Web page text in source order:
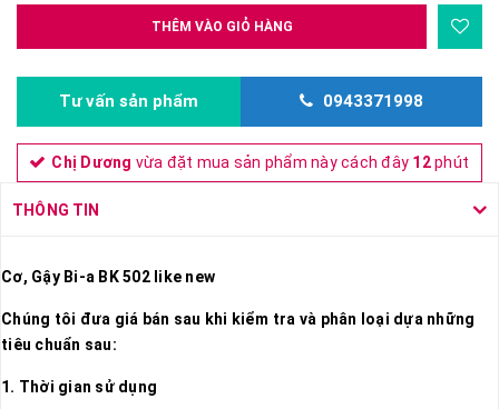
THÊM VÀO GIỎ HÀNG
Tư vấn sản phẩm 0943371998
Chị Dương vừa đặt mua sản phẩm này cách đây 12phút
THÔNG TIN
Cơ, Gậy Bi-a BK 502 like new
Chúng tôi đưa giá bán sau khi kiểm tra và phân loại dựa những
tiêu chuẩn sau:
1. Thời gian sử dụng